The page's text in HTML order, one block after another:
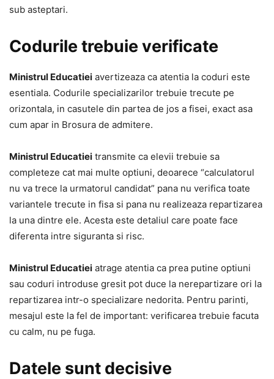
sub asteptari.
Codurile trebuie verificate
Ministrul Educatiei avertizeaza ca atentia la coduri este
esentiala. Codurile specializarilor trebuie trecute pe
orizontala, in casutele din partea de jos a fisei, exact asa
cum apar in Brosura de admitere.
Ministrul Educatiei transmite ca elevii trebuie sa
completeze cat mai multe optiuni, deoarece “calculatorul
nu va trece la urmatorul candidat” pana nu verifica toate
variantele trecute in fisa si pana nu realizeaza repartizarea
la una dintre ele. Acesta este detaliul care poate face
diferenta intre siguranta si risc.
Ministrul Educatiei atrage atentia ca prea putine optiuni
sau coduri introduse gresit pot duce la nerepartizare ori la
repartizarea intr-o specializare nedorita. Pentru parinti,
mesajul este la fel de important: verificarea trebuie facuta
cu calm, nu pe fuga.
Datele sunt decisive